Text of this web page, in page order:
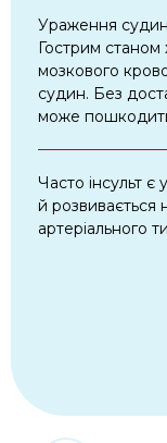
Ураження
Гострим
мозкового
судин. Без
може
Часто інсульт є
й розвивається
артеріального